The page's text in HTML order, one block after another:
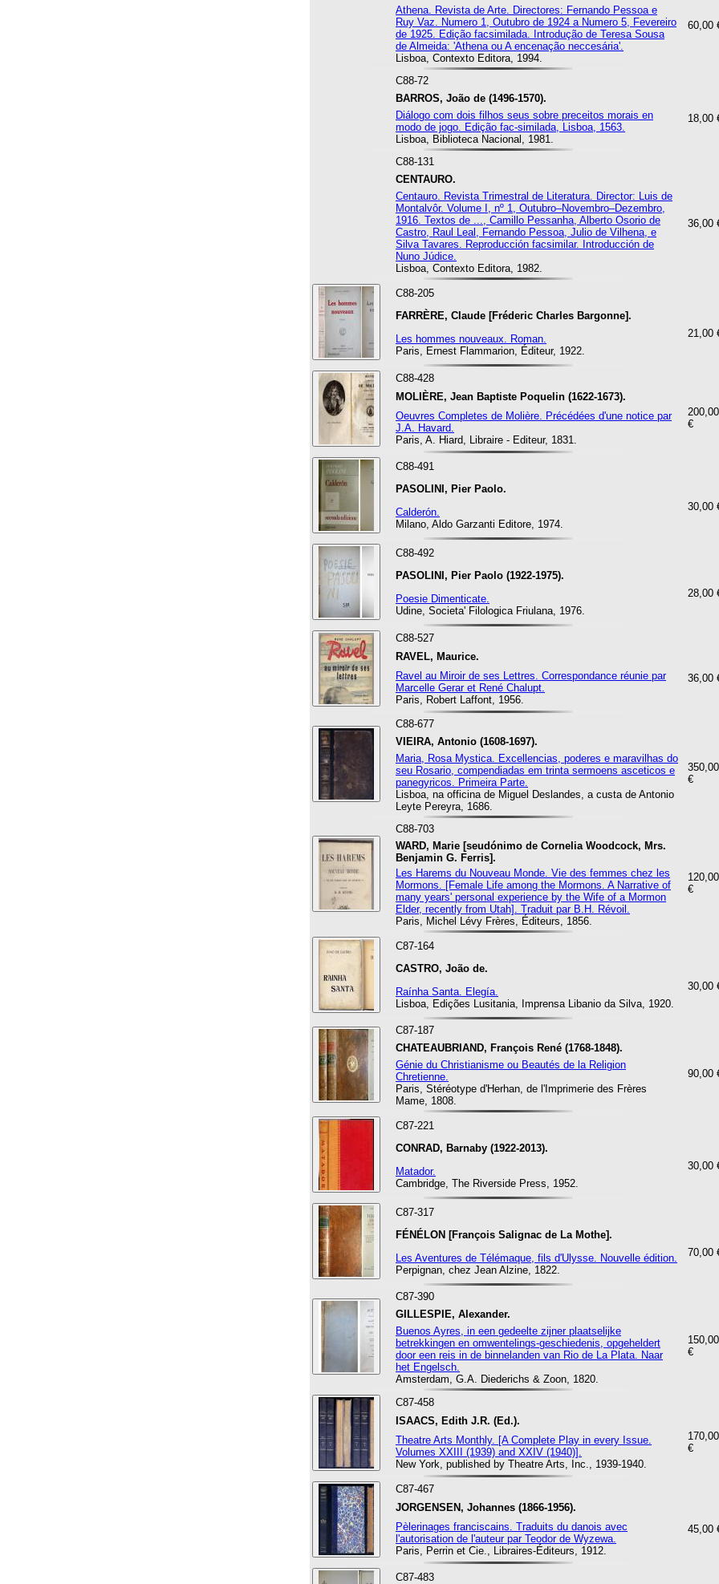
60,00
Athena. Revista de Arte. Directores: Fernando Pessoa e
Ruy Vaz. Numero 1, Outubro de 1924 a Numero 5, Fevereiro
de 1925. Edição facsimilada. Introdução de Teresa Sousa
de Almeida: 'Athena ou A encenação neccesária'.
Lisboa, Contexto Editora, 1994.
C88-72
BARROS, João de (1496-1570).
18,00
Diálogo com dois filhos seus sobre preceitos morais en
modo de jogo. Edição fac-similada, Lisboa, 1563.
Lisboa, Biblioteca Nacional, 1981.
C88-131
CENTAURO.
36,00
Centauro. Revista Trimestral de Literatura. Director: Luis de
Montalvôr. Volume I, nº 1, Outubro–Novembro–Dezembro,
1916. Textos de ..., Camillo Pessanha, Alberto Osorio de
Castro, Raul Leal, Fernando Pessoa, Julio de Vilhena, e
Silva Tavares. Reproducción facsimilar. Introducción de
Nuno Júdice.
Lisboa, Contexto Editora, 1982.
C88-205
FARRÈRE, Claude [Fréderic Charles Bargonne].
21,00
Les hommes nouveaux. Roman.
Paris, Ernest Flammarion, Éditeur, 1922.
C88-428
MOLIÈRE, Jean Baptiste Poquelin (1622-1673).
200,00
€
Oeuvres Completes de Molière. Précédées d'une notice par
J.A. Havard.
Paris, A. Hiard, Libraire - Editeur, 1831.
C88-491
PASOLINI, Pier Paolo.
30,00
Calderón.
Milano, Aldo Garzanti Editore, 1974.
C88-492
PASOLINI, Pier Paolo (1922-1975).
28,00
Poesie Dimenticate.
Udine, Societa' Filologica Friulana, 1976.
C88-527
RAVEL, Maurice.
36,00
Ravel au Miroir de ses Lettres. Correspondance réunie par
Marcelle Gerar et René Chalupt.
Paris, Robert Laffont, 1956.
C88-677
VIEIRA, Antonio (1608-1697).
350,00
€
Maria, Rosa Mystica. Excellencias, poderes e maravilhas do
seu Rosario, compendiadas em trinta sermoens asceticos e
panegyricos. Primeira Parte.
Lisboa, na officina de Miguel Deslandes, a custa de Antonio
Leyte Pereyra, 1686.
C88-703
WARD, Marie [seudónimo de Cornelia Woodcock, Mrs.
Benjamin G. Ferris].
120,00
€
Les Harems du Nouveau Monde. Vie des femmes chez les
Mormons. [Female Life among the Mormons. A Narrative of
many years' personal experience by the Wife of a Mormon
Elder, recently from Utah]. Traduit par B.H. Révoil.
Paris, Michel Lévy Frères, Éditeurs, 1856.
C87-164
CASTRO, João de.
30,00
Raínha Santa. Elegía.
Lisboa, Edições Lusitania, Imprensa Libanio da Silva, 1920.
C87-187
CHATEAUBRIAND, François René (1768-1848).
90,00
Génie du Christianisme ou Beautés de la Religion
Chretienne.
Paris, Stéréotype d'Herhan, de l'Imprimerie des Frères
Mame, 1808.
C87-221
CONRAD, Barnaby (1922-2013).
30,00
Matador.
Cambridge, The Riverside Press, 1952.
C87-317
FÉNÉLON [François Salignac de La Mothe].
70,00
Les Aventures de Télémaque, fils d'Ulysse. Nouvelle édition.
Perpignan, chez Jean Alzine, 1822.
C87-390
GILLESPIE, Alexander.
150,00
€
Buenos Ayres, in een gedeelte zijner plaatselijke
betrekkingen en omwentelings-geschiedenis, opgeheldert
door een reis in de binnelanden van Rio de La Plata. Naar
het Engelsch.
Amsterdam, G.A. Diederichs & Zoon, 1820.
C87-458
ISAACS, Edith J.R. (Ed.).
170,00
€
Theatre Arts Monthly. [A Complete Play in every Issue.
Volumes XXIII (1939) and XXIV (1940)].
New York, published by Theatre Arts, Inc., 1939-1940.
C87-467
JORGENSEN, Johannes (1866-1956).
45,00
Pèlerinages franciscains. Traduits du danois avec
l'autorisation de l'auteur par Teodor de Wyzewa.
Paris, Perrin et Cie., Libraires-Éditeurs, 1912.
C87-483